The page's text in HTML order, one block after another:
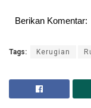
Berikan Komentar:
Tags: Kerugian